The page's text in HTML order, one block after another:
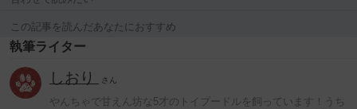
この記事を読んだあなたにおすすめ
執筆ライター
しおり さん
やんちゃで甘えん坊な5才のトイプードルを飼っています！うち